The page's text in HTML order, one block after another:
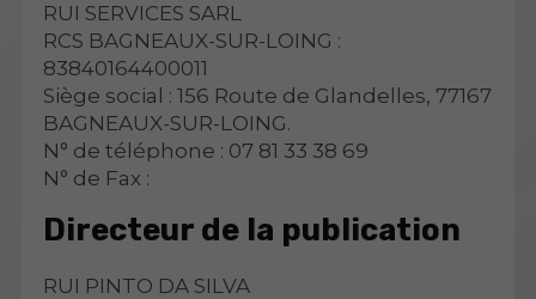
RUI SERVICES SARL
RCS BAGNEAUX-SUR-LOING :
83840164400011
Siège social : 156 Route de Glandelles, 77167
BAGNEAUX-SUR-LOING.
N° de téléphone : 07 81 33 38 69
N° de Fax :
Directeur de la publication
RUI PINTO DA SILVA